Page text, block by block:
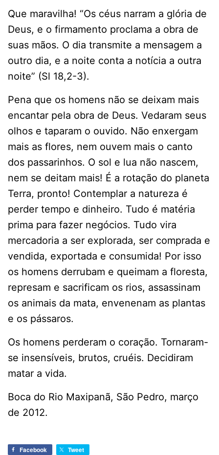
Que maravilha! “Os céus narram a glória de
Deus, e o firmamento proclama a obra de
suas mãos. O dia transmite a mensagem a
outro dia, e a noite conta a notícia a outra
noite” (Sl 18,2-3).
Pena que os homens não se deixam mais
encantar pela obra de Deus. Vedaram seus
olhos e taparam o ouvido. Não enxergam
mais as flores, nem ouvem mais o canto
dos passarinhos. O sol e lua não nascem,
nem se deitam mais! É a rotação do planeta
Terra, pronto! Contemplar a natureza é
perder tempo e dinheiro. Tudo é matéria
prima para fazer negócios. Tudo vira
mercadoria a ser explorada, ser comprada e
vendida, exportada e consumida! Por isso
os homens derrubam e queimam a floresta,
represam e sacrificam os rios, assassinam
os animais da mata, envenenam as plantas
e os pássaros.
Os homens perderam o coração. Tornaram-
se insensíveis, brutos, cruéis. Decidiram
matar a vida.
Boca do Rio Maxipanã, São Pedro, março
de 2012.
Facebook Tweet